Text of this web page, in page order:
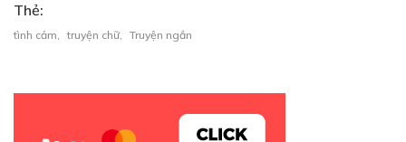
Thẻ:
tình cảm, truyện chữ, Truyện ngắn